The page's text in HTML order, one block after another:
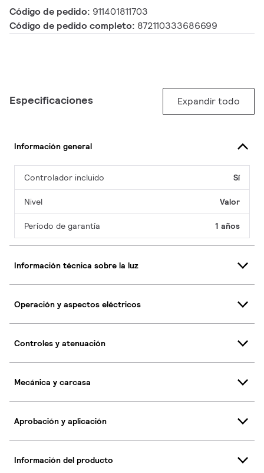
Código de pedido: 911401811703
Código de pedido completo: 872110333686699
Especificaciones Expandir todo
Información general
Controlador incluido Sí
Nivel Valor
Período de garantía 1 años
Información técnica sobre la luz
Operación y aspectos eléctricos
Controles y atenuación
Mecánica y carcasa
Aprobación y aplicación
Información del producto